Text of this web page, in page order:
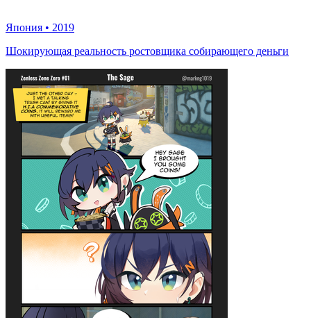
Япония • 2019
Шокирующая реальность ростовщика собирающего деньги